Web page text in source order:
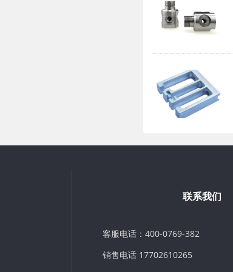
联系我们
客服电话：400-0769-382
销售电话 17702610265